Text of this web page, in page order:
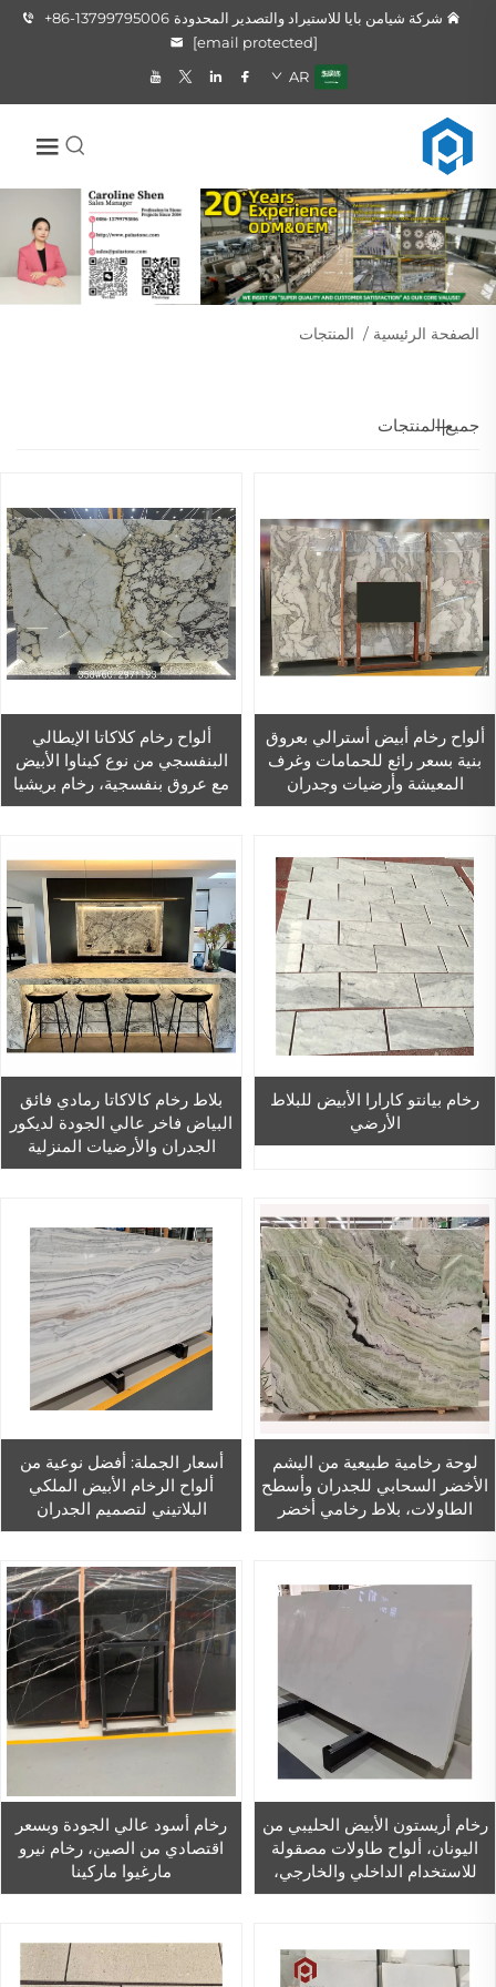
شركة شيامن بايا للاستيراد والتصدير المحدودة +86-13799795006
[email protected]
AR
الصفحة الرئيسية / المنتجات
جميع المنتجات
ألواح رخام أبيض أسترالي بعروق
بنية بسعر رائع للحمامات وغرف
المعيشة وأرضيات وجدران
الردهات
ألواح رخام كلاكاتا الإيطالي
البنفسجي من نوع كيناوا الأبيض
مع عروق بنفسجية، رخام بريشيا
ميديتشيا فيولا، وكالكوتا ميلاس
رخام بيانتو كارارا الأبيض للبلاط
الأرضي
بلاط رخام كالاكاتا رمادي فائق
البياض فاخر عالي الجودة لديكور
الجدران والأرضيات المنزلية
لوحة رخامية طبيعية من اليشم
الأخضر السحابي للجدران وأسطح
الطاولات، بلاط رخامي أخضر
فاخر، يتم ترتيبه بطريقة «Book
أسعار الجملة: أفضل نوعية من
ألواح الرخام الأبيض الملكي
البلاتيني لتصميم الجدران
والأرضيات
رخام أريستون الأبيض الحليبي من
اليونان، ألواح طاولات مصقولة
للاستخدام الداخلي والخارجي،
تصميم عصري للهندسة المعمارية
رخام أسود عالي الجودة وبسعر
اقتصادي من الصين، رخام نيرو
مارغيوا ماركينا